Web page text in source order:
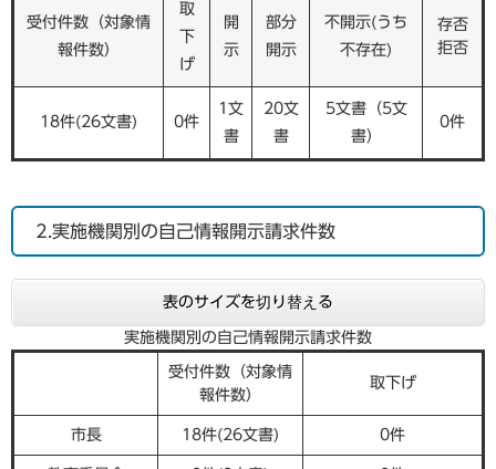
受付件数（対象情
報件数）
取
下
げ
開
示
部分
開示
不開示(うち
不存在)
存否
拒否
18件(26文書) 0件
1文
書
20文
書
5文書（5文
書）
0件
2.実施機関別の自己情報開示請求件数
表のサイズを切り替える
実施機関別の自己情報開示請求件数
受付件数（対象情
報件数）
取下げ
市長 18件(26文書) 0件